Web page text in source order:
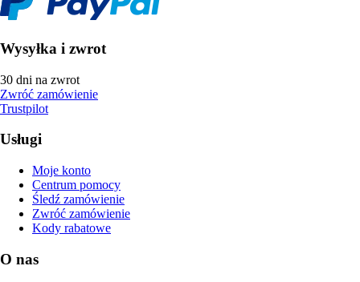
Wysyłka i zwrot
30 dni na zwrot
Zwróć zamówienie
Trustpilot
Usługi
Moje konto
Centrum pomocy
Śledź zamówienie
Zwróć zamówienie
Kody rabatowe
O nas